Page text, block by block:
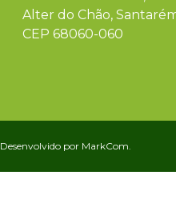
Alter do Chão,
CEP 68060-060
Desenvolvido por MarkCom.